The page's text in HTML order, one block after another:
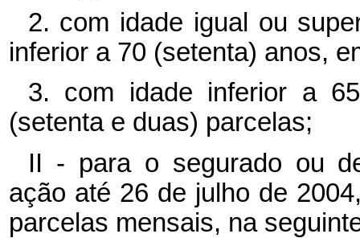
2. com idade igual ou
inferior a 70 (setenta) anos,
3. com idade inferior a
(setenta e duas) parcelas;
II - para o segurado ou
ação até 26 de julho de
parcelas mensais, na